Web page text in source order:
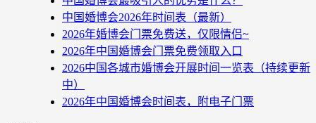
中国婚博会2026年时间表（最新）
2026年婚博会门票免费送，仅限情侣~
2026年中国婚博会门票免费领取入口
2026中国各城市婚博会开展时间一览表（持续更新
中）
2026年中国婚博会时间表，附电子门票